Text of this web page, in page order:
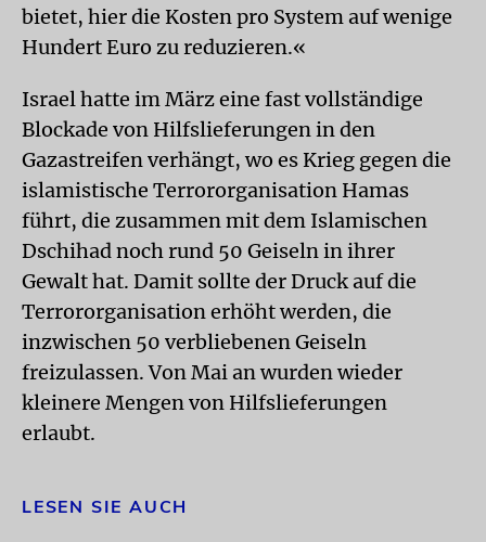
bietet, hier die Kosten pro System auf wenige
Hundert Euro zu reduzieren.«
Israel hatte im März eine fast vollständige
Blockade von Hilfslieferungen in den
Gazastreifen verhängt, wo es Krieg gegen die
islamistische Terrororganisation Hamas
führt, die zusammen mit dem Islamischen
Dschihad noch rund 50 Geiseln in ihrer
Gewalt hat. Damit sollte der Druck auf die
Terrororganisation erhöht werden, die
inzwischen 50 verbliebenen Geiseln
freizulassen. Von Mai an wurden wieder
kleinere Mengen von Hilfslieferungen
erlaubt.
LESEN SIE AUCH